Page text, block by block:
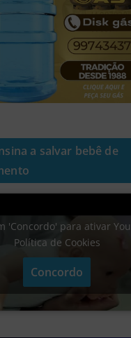
a salvar bebê de
'Concordo' para ativar
Política de Cookies
Concordo